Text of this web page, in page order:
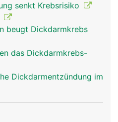
senkt Krebsrisiko
beugt Dickdarmkrebs
das Dickdarmkrebs-
Dickdarmentzündung im